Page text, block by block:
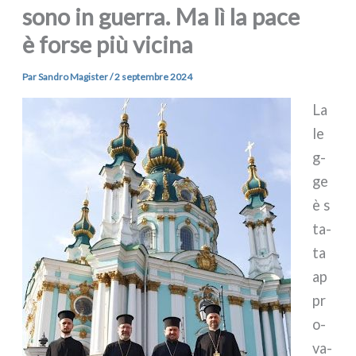
sono in guerra. Ma lì la pace
è forse più vicina
ParSandro Magister/2 septembre 2024
La
le
g­
ge
è s
ta­
ta
ap
pr
o­
va­